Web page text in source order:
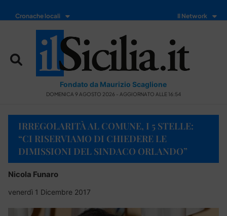
Cronache locali Il Network
Fondato da Maurizio Scaglione
DOMENICA 9 AGOSTO 2026 - AGGIORNATO ALLE 16:54
IRREGOLARITÀ AL COMUNE, I 5 STELLE:
“CI RISERVIAMO DI CHIEDERE LE
DIMISSIONI DEL SINDACO ORLANDO”
Nicola Funaro
venerdì 1 Dicembre 2017